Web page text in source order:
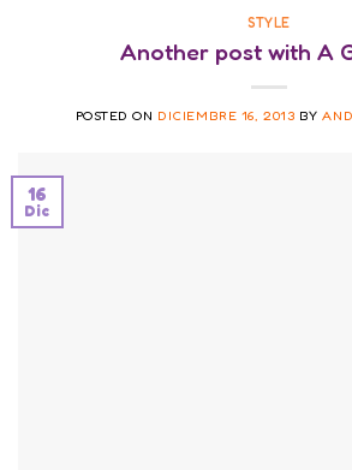
STYLE
Another post with A
POSTED ON DICIEMBRE 16, 2013 BY
16
Dic